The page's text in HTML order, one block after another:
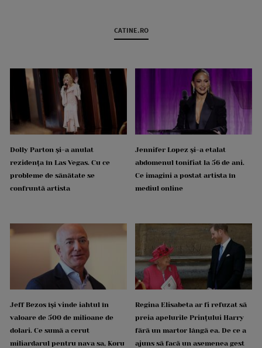
CATINE.RO
Dolly Parton și-a anulat
rezidența în Las Vegas. Cu ce
probleme de sănătate se
confruntă artista
Jennifer Lopez și-a etalat
abdomenul tonifiat la 56 de ani.
Ce imagini a postat artista în
mediul online
Jeff Bezos își vinde iahtul în
valoare de 500 de milioane de
dolari. Ce sumă a cerut
miliardarul pentru nava sa, Koru
Regina Elisabeta ar fi refuzat să
preia apelurile Prințului Harry
fără un martor lângă ea. De ce a
ajuns să facă un asemenea gest